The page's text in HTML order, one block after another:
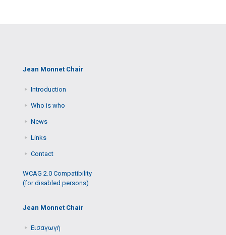
Jean Monnet Chair
Introduction
Who is who
News
Links
Contact
WCAG 2.0 Compatibility
(for disabled persons)
Jean Monnet Chair
Εισαγωγή